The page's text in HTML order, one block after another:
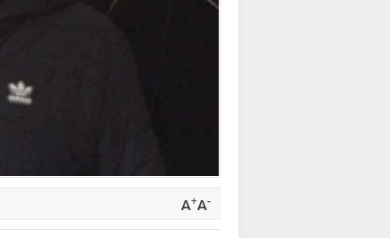
A+A-